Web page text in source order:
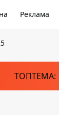
Реклама
ТОПТЕМА: